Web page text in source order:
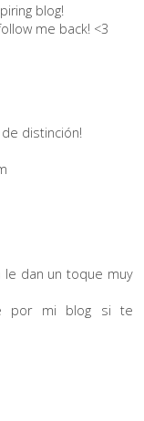
blog!
me back! <3
distinción!
le dan un toque muy
por mi blog si te